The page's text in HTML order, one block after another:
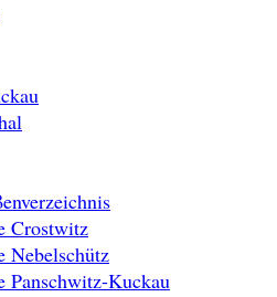
Crostwitz
Nebelschütz
Panschwitz-Kuckau